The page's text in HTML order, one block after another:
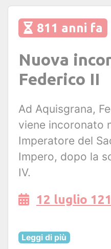
811 anni fa
Nuova
Federico II
Ad Aquisgrana,
viene incoronato
Imperatore del
Impero, dopo la
IV.
12 luglio
Leggi di più